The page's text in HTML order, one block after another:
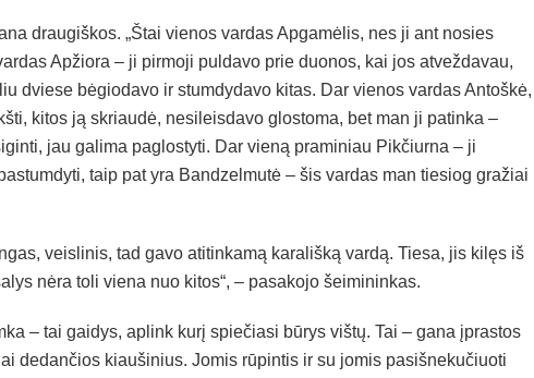
draugiškos. „Štai vienos vardas Apgamėlis, nes ji ant nosies
Apžiora – ji pirmoji puldavo prie duonos, kai jos atveždavau,
dviese bėgiodavo ir stumdydavo kitas. Dar vienos vardas Antoškė,
kitos ją skriaudė, nesileisdavo glostoma, bet man ji patinka –
jau galima paglostyti. Dar vieną praminiau Pikčiurna – ji
taip pat yra Bandzelmutė – šis vardas man tiesiog gražiai
veislinis, tad gavo atitinkamą karališką vardą. Tiesa, jis kilęs iš
nėra toli viena nuo kitos“, – pasakojo šeimininkas.
– tai gaidys, aplink kurį spiečiasi būrys vištų. Tai – gana įprastos
dedančios kiaušinius. Jomis rūpintis ir su jomis pasišnekučiuoti